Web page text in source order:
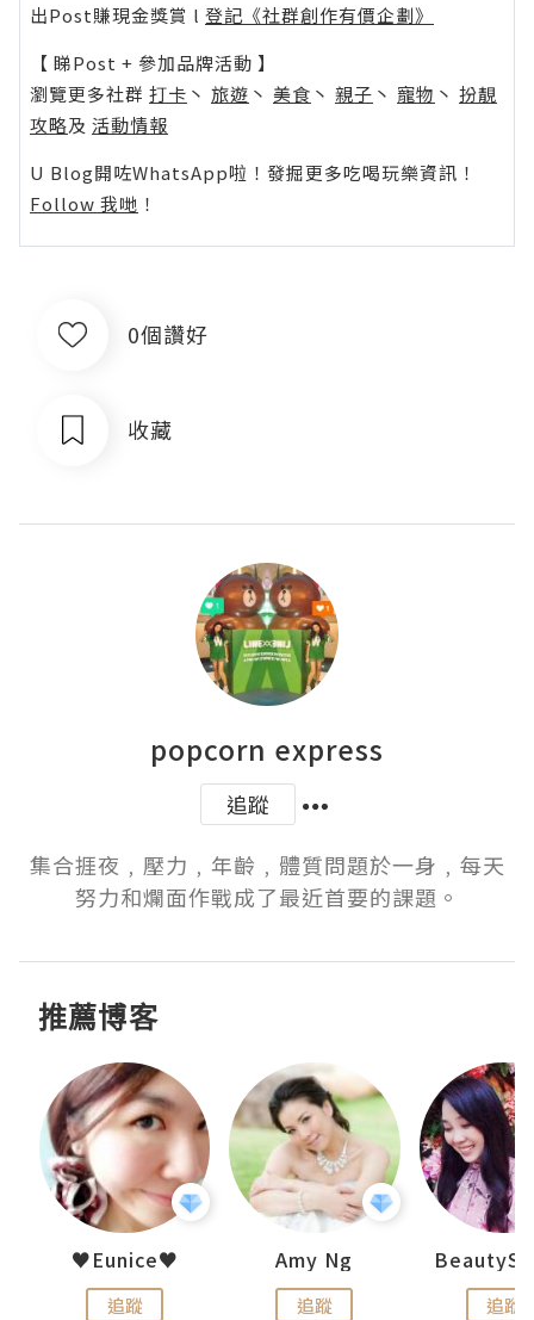
出Post賺現金獎賞 l 登記《社群創作有價企劃》
【 睇Post + 參加品牌活動 】
瀏覽更多社群 打卡 丶 旅遊 丶 美食 丶 親子 丶 寵物 丶 扮靚
攻略及 活動情報
U Blog開咗WhatsApp啦！發掘更多吃喝玩樂資訊！
Follow 我哋 ！
0個讚好
收藏
popcorn express
追蹤
集合捱夜﹐壓力﹐年齡﹐體質問題於一身﹐每天
努力和爛面作戰成了最近首要的課題。
推薦博客
♥Eunice♥
追蹤
Amy Ng
追蹤 追蹤